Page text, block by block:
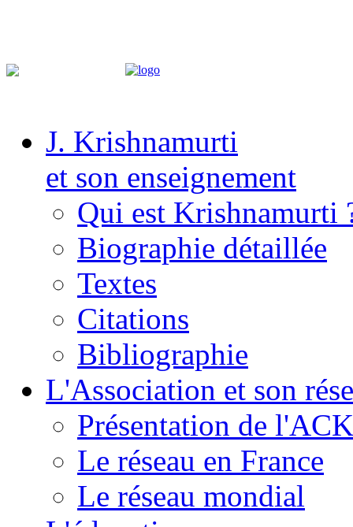
J. Krishnamurti
et son enseignement
Qui est Krishnamurti
Biographie détaillée
Textes
Citations
Bibliographie
L'Association et son
Présentation de l'ACK
Le réseau en France
Le réseau mondial